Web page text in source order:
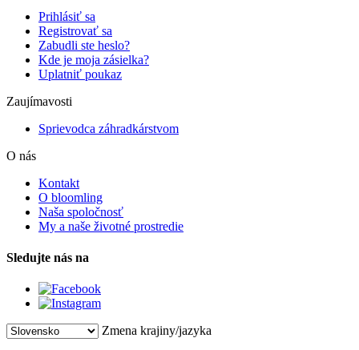
Prihlásiť sa
Registrovať sa
Zabudli ste heslo?
Kde je moja zásielka?
Uplatniť poukaz
Zaujímavosti
Sprievodca záhradkárstvom
O nás
Kontakt
O bloomling
Naša spoločnosť
My a naše životné prostredie
Sledujte nás na
Zmena krajiny/jazyka